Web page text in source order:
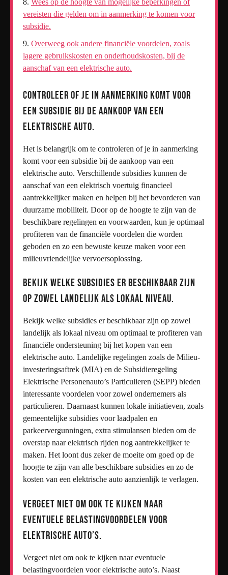
vereisten die gelden om in aanmerking te komen voor
subsidie.
Overweeg ook andere financiële voordelen, zoals
lagere gebruikskosten en onderhoudskosten, bij de
aanschaf van een elektrische auto.
Controleer of je in aanmerking komt voor
een subsidie bij de aankoop van een
elektrische auto.
Het is belangrijk om te controleren of je in aanmerking
komt voor een subsidie bij de aankoop van een
elektrische auto. Verschillende subsidies kunnen de
aanschaf van een elektrisch voertuig financieel
aantrekkelijker maken en helpen bij het bevorderen van
duurzame mobiliteit. Door op de hoogte te zijn van de
beschikbare regelingen en voorwaarden, kun je optimaal
profiteren van de financiële voordelen die worden
geboden en zo een bewuste keuze maken voor een
milieuvriendelijke vervoersoplossing.
Bekijk welke subsidies er beschikbaar zijn
op zowel landelijk als lokaal niveau.
Bekijk welke subsidies er beschikbaar zijn op zowel
landelijk als lokaal niveau om optimaal te profiteren van
financiële ondersteuning bij het kopen van een
elektrische auto. Landelijke regelingen zoals de Milieu-
investeringsaftrek (MIA) en de Subsidieregeling
Elektrische Personenauto’s Particulieren (SEPP) bieden
interessante voordelen voor zowel ondernemers als
particulieren. Daarnaast kunnen lokale initiatieven, zoals
gemeentelijke subsidies voor laadpalen en
parkeervergunningen, extra stimulansen bieden om de
overstap naar elektrisch rijden nog aantrekkelijker te
maken. Het loont dus zeker de moeite om goed op de
hoogte te zijn van alle beschikbare subsidies en zo de
kosten van een elektrische auto aanzienlijk te verlagen.
Vergeet niet om ook te kijken naar
eventuele belastingvoordelen voor
elektrische auto’s.
Vergeet niet om ook te kijken naar eventuele
belastingvoordelen voor elektrische auto’s. Naast